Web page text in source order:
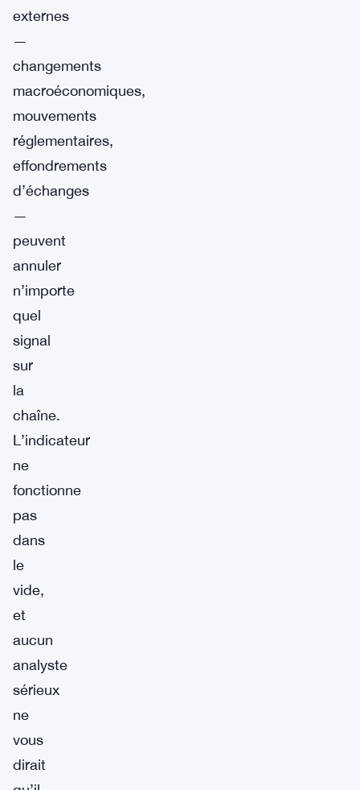
externes
—
changements
macroéconomiques,
mouvements
réglementaires,
effondrements
d’échanges
—
peuvent
annuler
n’importe
quel
signal
sur
la
chaîne.
L’indicateur
ne
fonctionne
pas
dans
le
vide,
et
aucun
analyste
sérieux
ne
vous
dirait